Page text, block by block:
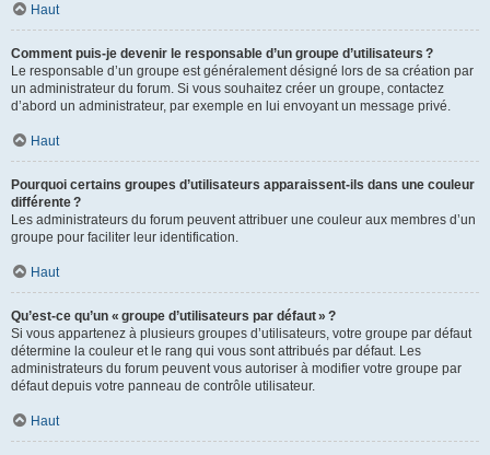
Haut
Comment puis-je devenir le responsable d’un groupe d’utilisateurs ?
Le responsable d’un groupe est généralement désigné lors de sa création par
un administrateur du forum. Si vous souhaitez créer un groupe, contactez
d’abord un administrateur, par exemple en lui envoyant un message privé.
Haut
Pourquoi certains groupes d’utilisateurs apparaissent-ils dans une couleur
différente ?
Les administrateurs du forum peuvent attribuer une couleur aux membres d’un
groupe pour faciliter leur identification.
Haut
Qu’est-ce qu’un « groupe d’utilisateurs par défaut » ?
Si vous appartenez à plusieurs groupes d’utilisateurs, votre groupe par défaut
détermine la couleur et le rang qui vous sont attribués par défaut. Les
administrateurs du forum peuvent vous autoriser à modifier votre groupe par
défaut depuis votre panneau de contrôle utilisateur.
Haut